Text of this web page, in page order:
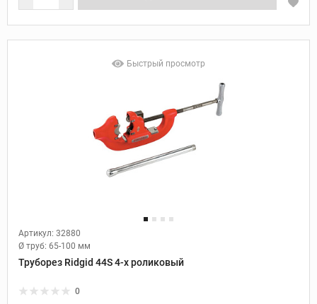
Быстрый просмотр
Артикул: 32880
Ø труб: 65-100 мм
Труборез Ridgid 44S 4-х роликовый
0